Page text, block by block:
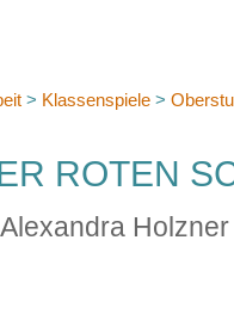
> Klassenspiele >
ROTEN
Holzner